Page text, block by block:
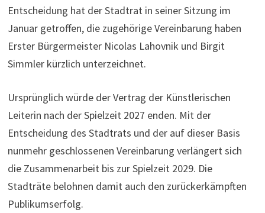
Entscheidung hat der Stadtrat in seiner Sitzung im
Januar getroffen, die zugehörige Vereinbarung haben
Erster Bürgermeister Nicolas Lahovnik und Birgit
Simmler kürzlich unterzeichnet.
Ursprünglich würde der Vertrag der Künstlerischen
Leiterin nach der Spielzeit 2027 enden. Mit der
Entscheidung des Stadtrats und der auf dieser Basis
nunmehr geschlossenen Vereinbarung verlängert sich
die Zusammenarbeit bis zur Spielzeit 2029. Die
Stadträte belohnen damit auch den zurückerkämpften
Publikumserfolg.